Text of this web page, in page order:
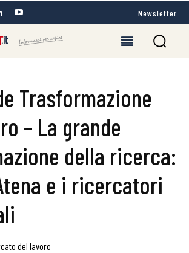
Newsletter
Trasformazione
– La grande
della ricerca:
e i ricercatori
del lavoro